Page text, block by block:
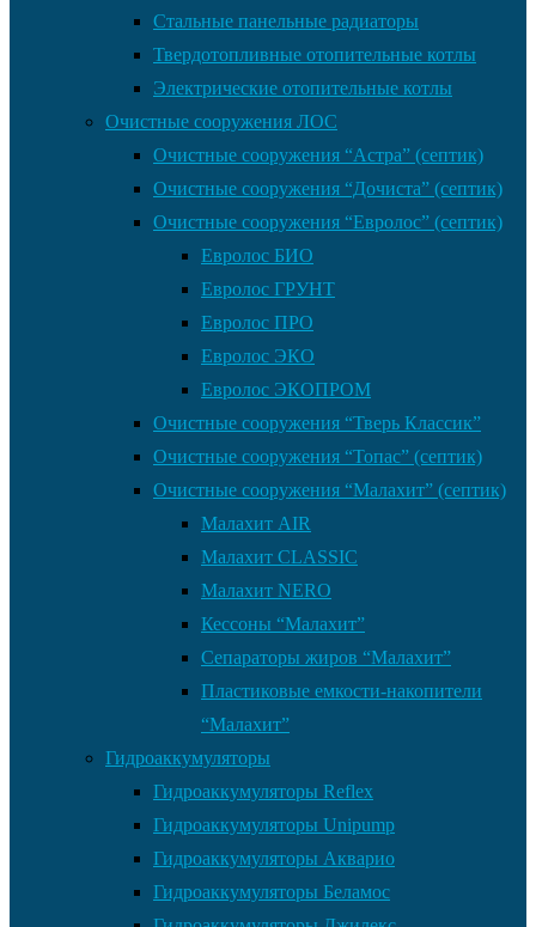
Стальные панельные радиаторы
Твердотопливные отопительные котлы
Электрические отопительные котлы
Очистные сооружения ЛОС
Очистные сооружения “Астра” (септик)
Очистные сооружения “Дочиста” (септик)
Очистные сооружения “Евролос” (септик)
Евролос БИО
Евролос ГРУНТ
Евролос ПРО
Евролос ЭКО
Евролос ЭКОПРОМ
Очистные сооружения “Тверь Классик”
Очистные сооружения “Топас” (септик)
Очистные сооружения “Малахит” (септик)
Малахит AIR
Малахит CLASSIC
Малахит NERO
Кессоны “Малахит”
Сепараторы жиров “Малахит”
Пластиковые емкости-накопители
“Малахит”
Гидроаккумуляторы
Гидроаккумуляторы Reflex
Гидроаккумуляторы Unipump
Гидроаккумуляторы Акварио
Гидроаккумуляторы Беламос